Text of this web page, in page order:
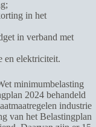
in het
in verband met
en elektriciteit.
minimumbelasting
2024 behandeld
industrie
van het Belastingplan